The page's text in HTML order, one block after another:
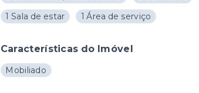
1 Sala de estar
1 Área de serviço
Características do Imóvel
Mobiliado